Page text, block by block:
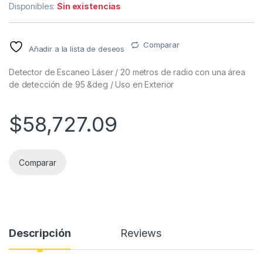
Disponibles:Sin existencias
Añadir a la lista de deseos Comparar
Detector de Escaneo Láser / 20 metros de radio con una área
de detección de 95 &deg / Uso en Exterior
$58,727.09
Comparar
Descripción Reviews